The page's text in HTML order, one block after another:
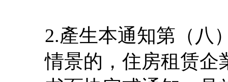
2.產生本通知第（八
情景的，住房租赁企